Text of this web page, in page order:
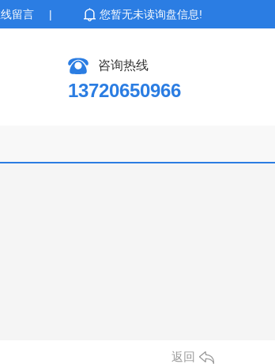
留言 | 您暂无未读询盘信息!
咨询热线
13720650966
返回